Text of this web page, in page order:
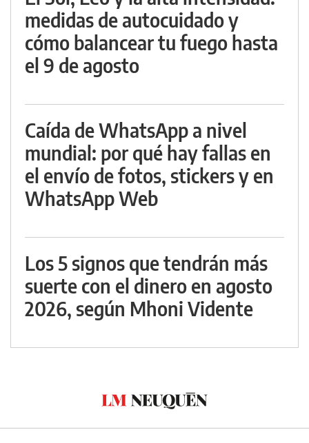
medidas de autocuidado y
cómo balancear tu fuego hasta
el 9 de agosto
Caída de WhatsApp a nivel
mundial: por qué hay fallas en
el envío de fotos, stickers y en
WhatsApp Web
Los 5 signos que tendrán más
suerte con el dinero en agosto
2026, según Mhoni Vidente